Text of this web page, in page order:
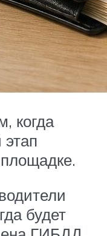
когда
этап
будет